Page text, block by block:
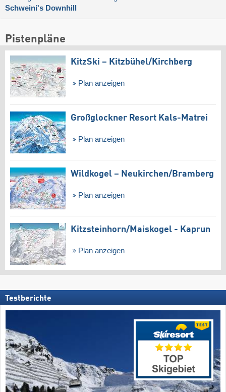
Schweini's Downhill
Pistenpläne
KitzSki – Kitzbühel/​Kirchberg
Plan anzeigen
Großglockner Resort Kals-Matrei
Plan anzeigen
Wildkogel – Neukirchen/​Bramberg
Plan anzeigen
Kitzsteinhorn/​Maiskogel - Kaprun
Plan anzeigen
Testberichte